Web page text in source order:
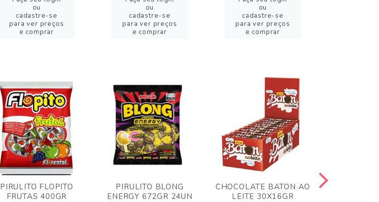
ou
cadastre-se
para ver preços
e comprar
ou
cadastre-se
para ver preços
e comprar
ou
cadastre-se
para ver preços
e comprar
PIRULITO FLOPITO
FRUTAS 400GR
PIRULITO BLONG
ENERGY 672GR 24UN
CHOCOLATE BATON AO
LEITE 30X16GR